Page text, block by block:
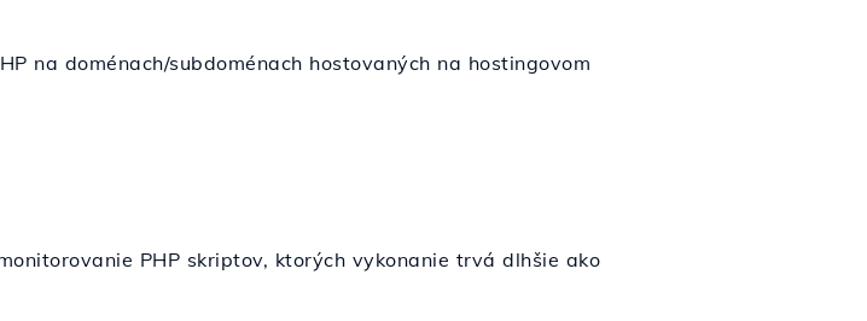
na doménach/subdoménach hostovaných na hostingovom
PHP skriptov, ktorých vykonanie trvá dlhšie ako